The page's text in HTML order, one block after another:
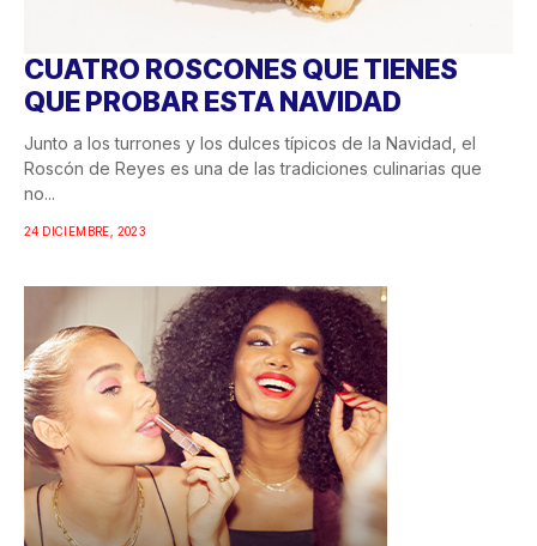
CUATRO ROSCONES QUE TIENES
QUE PROBAR ESTA NAVIDAD
Junto a los turrones y los dulces típicos de la Navidad, el
Roscón de Reyes es una de las tradiciones culinarias que
no...
24 DICIEMBRE, 2023